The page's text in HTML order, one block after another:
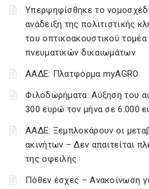
Υπερψηφίσθηκε το
ανάδειξη της πολιτιστικής
του οπτικοακουστικού
πνευματικών δικαιωμάτων
ΑΑΔΕ: Πλατφόρμα myAGRO
Φιλοδωρήματα: Αύξηση του
300 ευρώ τον μήνα σε 6.000
ΑΑΔΕ: Ξεμπλοκάρουν οι
ακινήτων – Δεν απαιτείται
της οφειλής
Πόθεν έσχες – Ανακοίνωση